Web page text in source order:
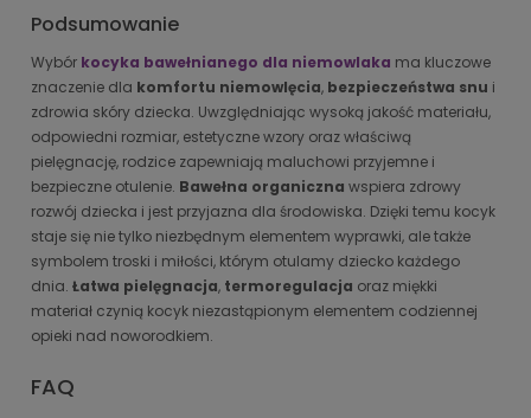
Podsumowanie
Wybór kocyka bawełnianego dla niemowlaka ma kluczowe
znaczenie dla komfortu niemowlęcia, bezpieczeństwa snu i
zdrowia skóry dziecka. Uwzględniając wysoką jakość materiału,
odpowiedni rozmiar, estetyczne wzory oraz właściwą
pielęgnację, rodzice zapewniają maluchowi przyjemne i
bezpieczne otulenie. Bawełna organiczna wspiera zdrowy
rozwój dziecka i jest przyjazna dla środowiska. Dzięki temu kocyk
staje się nie tylko niezbędnym elementem wyprawki, ale także
symbolem troski i miłości, którym otulamy dziecko każdego
dnia. Łatwa pielęgnacja, termoregulacja oraz miękki
materiał czynią kocyk niezastąpionym elementem codziennej
opieki nad noworodkiem.
FAQ